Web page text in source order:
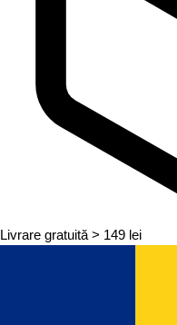
Livrare gratuită > 149 lei